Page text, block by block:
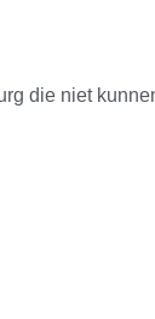
die niet